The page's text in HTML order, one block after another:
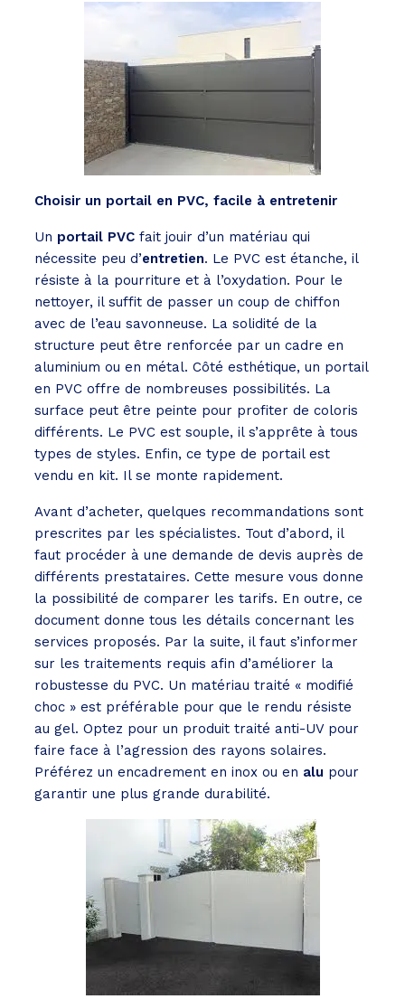
Choisir un portail en PVC, facile à entretenir
Un portail PVC fait jouir d’un matériau qui
nécessite peu d’entretien. Le PVC est étanche, il
résiste à la pourriture et à l’oxydation. Pour le
nettoyer, il suffit de passer un coup de chiffon
avec de l’eau savonneuse. La solidité de la
structure peut être renforcée par un cadre en
aluminium ou en métal. Côté esthétique, un portail
en PVC offre de nombreuses possibilités. La
surface peut être peinte pour profiter de coloris
différents. Le PVC est souple, il s’apprête à tous
types de styles. Enfin, ce type de portail est
vendu en kit. Il se monte rapidement.
Avant d’acheter, quelques recommandations sont
prescrites par les spécialistes. Tout d’abord, il
faut procéder à une demande de devis auprès de
différents prestataires. Cette mesure vous donne
la possibilité de comparer les tarifs. En outre, ce
document donne tous les détails concernant les
services proposés. Par la suite, il faut s’informer
sur les traitements requis afin d’améliorer la
robustesse du PVC. Un matériau traité « modifié
choc » est préférable pour que le rendu résiste
au gel. Optez pour un produit traité anti-UV pour
faire face à l’agression des rayons solaires.
Préférez un encadrement en inox ou en alu pour
garantir une plus grande durabilité.